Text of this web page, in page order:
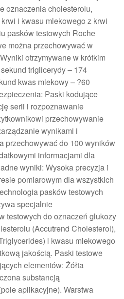
oznaczenia cholesterolu,
i kwasu mlekowego z krwi
pasków testowych Roche
można przechowywać w
otrzymywane w krótkim
triglicerydy – 174
kwas mlekowy – ?60
Paski kodujące
serii i rozpoznawanie
przechowywanie
wynikami i
przechowywać do 100 wyników
informacjami dla
wyniki: Wysoka precyzja i
pomiarowym dla wszystkich
pasków testowych
specjalnie
testowych do oznaczeń glukozy
(Accutrend Cholesterol),
i kwasu mlekowego
jakością. Paski testowe
elementów: Żółta
substancją
aplikacyjne). Warstwa